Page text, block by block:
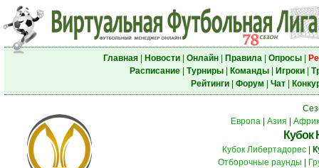
Главная| Новости| Онлайн| Правила| Опросы|
Расписание| Турниры| Команды| Игроки|
Рейтинги| Форум Чат|
Европа| Азия
Кубок Либертадорес
Отборочные раунды